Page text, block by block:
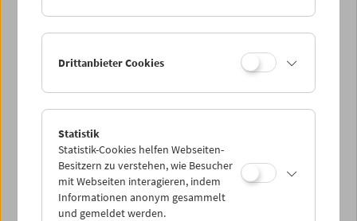
Sa 4.9.
PROGRAMM ÜBERBLICK
Drittanbieter Cookies
Statistik
Statistik-Cookies helfen Webseiten-
Besitzern zu verstehen, wie Besucher
mit Webseiten interagieren, indem
Informationen anonym gesammelt
und gemeldet werden.